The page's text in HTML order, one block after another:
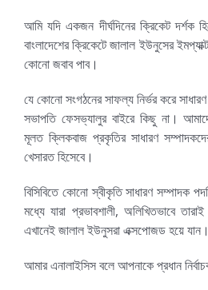
আমি যদি একজন দীর্ঘদিনের ক্রিকেট দর্শক
বাংলাদেশের ক্রিকেটে জালাল ইউনুসের
কোনো জবাব পাব।
যে কোনো সংগঠনের সাফল্য নির্ভর করে
সভাপতি ফেসভ্যালুর বাইরে কিছু না।
মূলত ক্লিকবাজ প্রকৃতির সাধারণ
খেসারত হিসেবে।
বিসিবিতে কোনো স্বীকৃতি সাধারণ সম্পাদক
মধ্যে যারা প্রভাবশালী, অলিখিতভাবে
এখানেই জালাল ইউনুসরা এক্সপোজড হয়ে যান।
আমার এনালাইসিস বলে আপনাকে প্রধান